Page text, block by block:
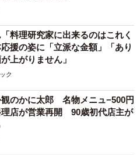
料理研究家に出来るのはこれく
援の姿に「立派な金額」「あり
上がりません」
ク
のかに太郎 名物メニュ−500円
理店が営業再開 90歳初代店主が